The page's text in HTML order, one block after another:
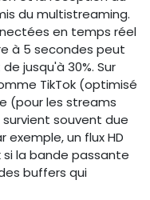
du multistreaming.
en temps réel
à 5 secondes peut
jusqu'à 30%. Sur
TikTok (optimisé
(pour les streams
souvent due
exemple, un flux HD
la bande passante
buffers qui